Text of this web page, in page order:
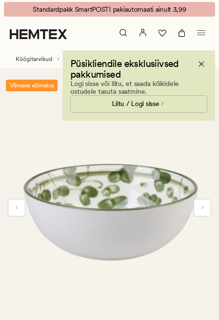
Clover
kauss
roheline
Animated
banner.
Press
ESCAPE
Standardpakk SmartPOSTI pakiautomaati ainult 3,99
Püsikliendile eksklusiivsed
pakkumised
Logi sisse või liitu, et saada kõikidele
ostudele tasuta saatmine.
Liitu / Logi sisse
Köögitarvikud Lauakatmistarvikud Taldrikud
Viimane võimalus